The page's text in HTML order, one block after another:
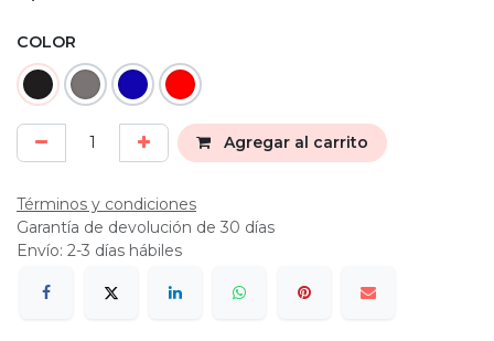
COLOR
Agregar al carrito
Términos y condiciones
Garantía de devolución de 30 días
Envío: 2-3 días hábiles